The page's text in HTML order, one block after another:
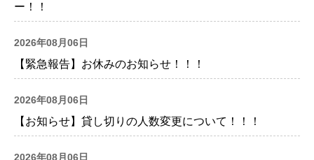
ー！！
2026年08月06日
【緊急報告】お休みのお知らせ！！！
2026年08月06日
【お知らせ】貸し切りの人数変更について！！！
2026年08月06日